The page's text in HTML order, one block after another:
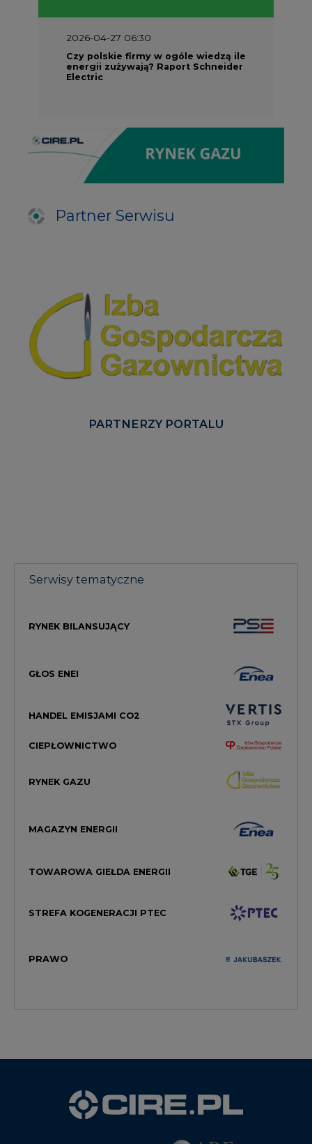
2026-04-27 06:30
Czy polskie firmy w ogóle wiedzą ile
energii zużywają? Raport Schneider
Electric
Partner Serwisu
PARTNERZY PORTALU
Serwisy tematyczne
RYNEK BILANSUJĄCY
GŁOS ENEI
HANDEL EMISJAMI CO2
CIEPŁOWNICTWO
RYNEK GAZU
MAGAZYN ENERGII
TOWAROWA GIEŁDA ENERGII
STREFA KOGENERACJI PTEC
PRAWO